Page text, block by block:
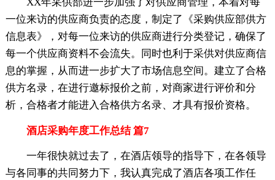
XX年采供部进一步加强了对供应商管理，本着对每
一位来访的供应商负责的态度，制定了《采购供应部供方
信息表》，对每一位来访的供应商进行分类登记，确保了
每一个供应商资料不会流失。同时也利于采供对供应商信
息的掌握，从而进一步扩大了市场信息空间。建立了合格
供方名录，在进行邀标报价之前，对商家进行评价和分
析，合格者才能进入合格供方名录、才具有报价资格。
酒店采购年度工作总结 篇7
一年很快就过去了，在酒店领导的指导下，在各领导
与各同事的共同努力下，我认真完成了酒店各项工作任